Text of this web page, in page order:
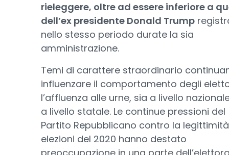
rieleggere, oltre ad essere inferiore a
dell’ex presidente Donald Trump
nello stesso periodo durate la sia
amministrazione.
Temi di carattere straordinario
influenzare il comportamento degli
l’affluenza alle urne, sia a livello
a livello statale. Le continue pressioni del
Partito Repubblicano contro la
elezioni del 2020 hanno destato